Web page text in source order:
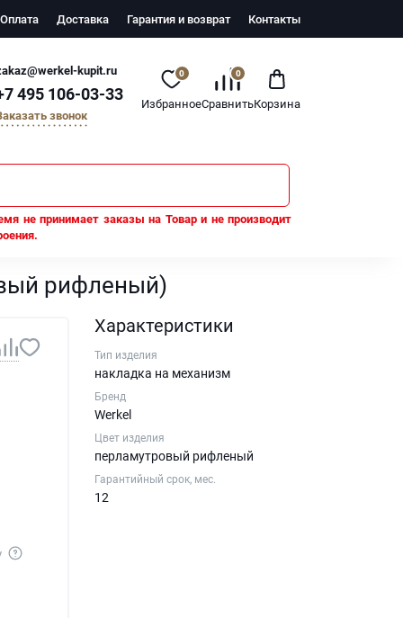
Оплата Доставка Гарантия и возврат Контакты
kupit.ru
495 106-03-33
звонок
0
Избранное
0
СравнитьКорзина
не принимает заказы на Товар и не производит
рифленый)
Характеристики
Тип изделия
накладка на механизм
Бренд
Werkel
Цвет изделия
перламутровый рифленый
Гарантийный срок, мес.
12